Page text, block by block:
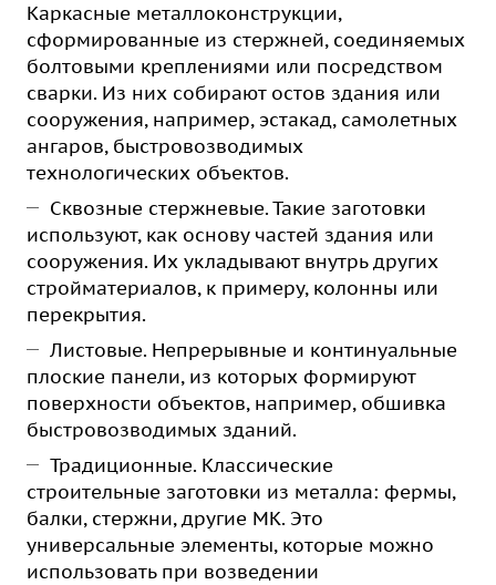
Каркасные металлоконструкции,
сформированные из стержней, соединяемых
болтовыми креплениями или посредством
сварки. Из них собирают остов здания или
сооружения, например, эстакад, самолетных
ангаров, быстровозводимых
технологических объектов.
Сквозные стержневые. Такие заготовки
используют, как основу частей здания или
сооружения. Их укладывают внутрь других
стройматериалов, к примеру, колонны или
перекрытия.
Листовые. Непрерывные и континуальные
плоские панели, из которых формируют
поверхности объектов, например, обшивка
быстровозводимых зданий.
Традиционные. Классические
строительные заготовки из металла: фермы,
балки, стержни, другие МК. Это
универсальные элементы, которые можно
использовать при возведении